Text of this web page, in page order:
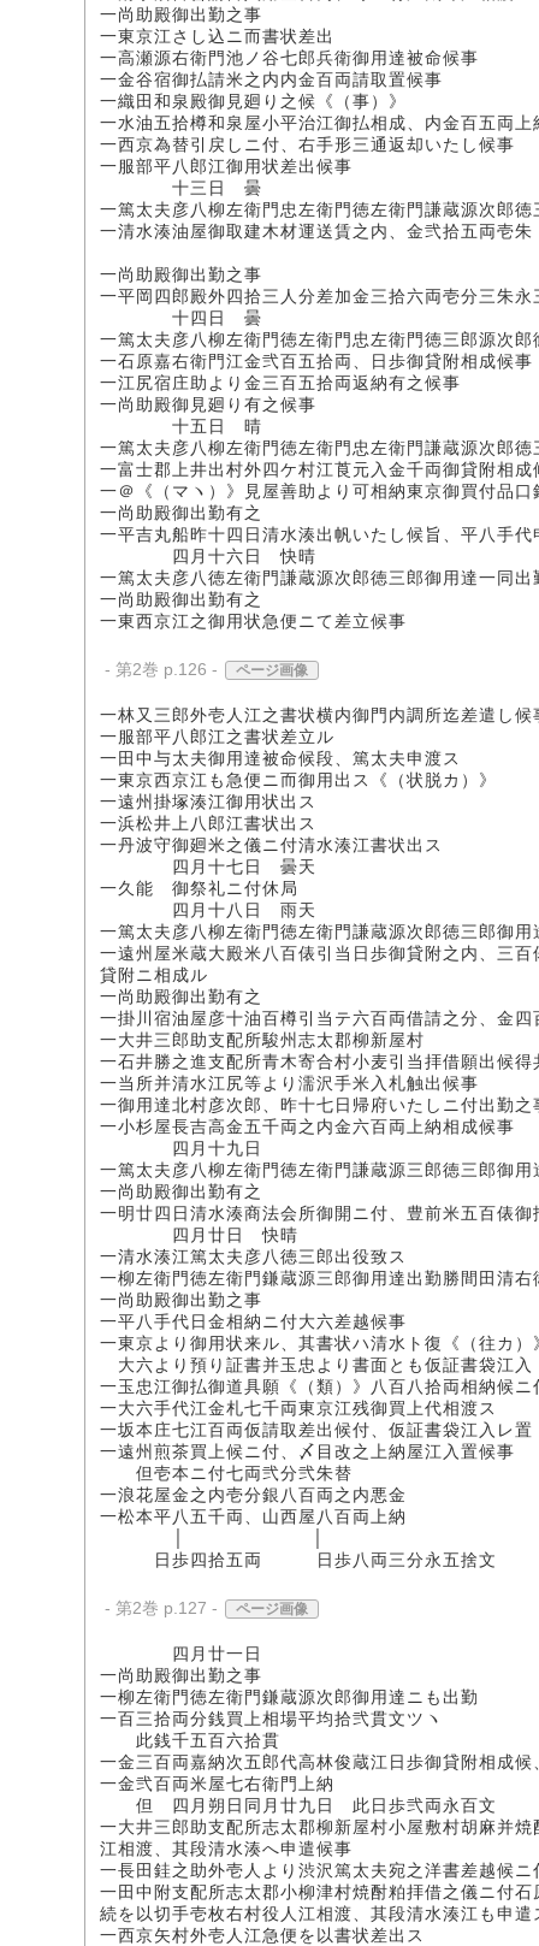
一尚助殿御出勤之事
一東京江さし込ニ而書状差出
一高瀬源右衛門池ノ谷七郎兵衛御用達被命候事
一金谷宿御払請米之内内金百両請取置候事
一織田和泉殿御見廻り之候《（事）》
一水油五拾樽和泉屋小平治江御払相成、内金百五両
一西京為替引戻しニ付、右手形三通返却いたし候事
一服部平八郎江御用状差出候事
十三日 曇
一篤太夫彦八柳左衛門忠左衛門徳左衛門謙蔵源次郎徳
一清水湊油屋御取建木材運送賃之内、金弐拾五両壱朱
一尚助殿御出勤之事
一平岡四郎殿外四拾三人分差加金三拾六両壱分三朱
十四日 曇
一篤太夫彦八柳左衛門徳左衛門忠左衛門徳三郎源次郎
一石原嘉右衛門江金弐百五拾両、日歩御貸附相成候事
一江尻宿庄助より金三百五拾両返納有之候事
一尚助殿御見廻り有之候事
十五日 晴
一篤太夫彦八柳左衛門徳左衛門忠左衛門謙蔵源次郎
一富士郡上井出村外四ケ村江莨元入金千両御貸附相成
一＠《（マヽ）》見屋善助より可相納東京御買付品
一尚助殿御出勤有之
一平吉丸船昨十四日清水湊出帆いたし候旨、平八手代
四月十六日 快晴
一篤太夫彦八徳左衛門謙蔵源次郎徳三郎御用達一同出
一尚助殿御出勤有之
一東西京江之御用状急便ニて差立候事
- 第2巻 p.126 - ページ画像
一林又三郎外壱人江之書状横内御門内調所迄差遣し候
一服部平八郎江之書状差立ル
一田中与太夫御用達被命候段、篤太夫申渡ス
一東京西京江も急便ニ而御用出ス《（状脱カ）》
一遠州掛塚湊江御用状出ス
一浜松井上八郎江書状出ス
一丹波守御廻米之儀ニ付清水湊江書状出ス
四月十七日 曇天
一久能 御祭礼ニ付休局
四月十八日 雨天
一篤太夫彦八柳左衛門徳左衛門謙蔵源次郎徳三郎御用
一遠州屋米蔵大殿米八百俵引当日歩御貸附之内、三
貸附ニ相成ル
一尚助殿御出勤有之
一掛川宿油屋彦十油百樽引当テ六百両借請之分、金
一大井三郎助支配所駿州志太郡柳新屋村
一石井勝之進支配所青木寄合村小麦引当拝借願出候
一当所并清水江尻等より濡沢手米入札触出候事
一御用達北村彦次郎、昨十七日帰府いたしニ付出勤之
一小杉屋長吉高金五千両之内金六百両上納相成候事
四月十九日
一篤太夫彦八柳左衛門徳左衛門謙蔵源三郎徳三郎御用
一尚助殿御出勤有之
一明廿四日清水湊商法会所御開ニ付、豊前米五百俵
四月廿日 快晴
一清水湊江篤太夫彦八徳三郎出役致ス
一柳左衛門徳左衛門鎌蔵源三郎御用達出勤勝間田清
一尚助殿御出勤之事
一平八手代日金相納ニ付大六差越候事
一東京より御用状来ル、其書状ハ清水ト復《（往カ）
大六より預り証書并玉忠より書面とも仮証書袋江入
一玉忠江御払御道具願《（類）》八百八拾両相納候
一大六手代江金札七千両東京江残御買上代相渡ス
一坂本庄七江百両仮請取差出候付、仮証書袋江入レ置
一遠州煎茶買上候ニ付、〆目改之上納屋江入置候事
但壱本ニ付七両弐分弐朱替
一浪花屋金之内壱分銀八百両之内悪金
一松本平八五千両、山西屋八百両上納
日歩四拾五両 日歩八両三分永五捨文
- 第2巻 p.127 - ページ画像
四月廿一日
一尚助殿御出勤之事
一柳左衛門徳左衛門鎌蔵源次郎御用達ニも出勤
一百三拾両分銭買上相場平均拾弐貫文ツヽ
此銭千五百六拾貫
一金三百両嘉納次五郎代高林俊蔵江日歩御貸附相成
一金弐百両米屋七右衛門上納
但 四月朔日同月廿九日 此日歩弐両永百文
一大井三郎助支配所志太郡柳新屋村小屋敷村胡麻并
江相渡、其段清水湊へ申遣候事
一長田銈之助外壱人より渋沢篤太夫宛之洋書差越候
一田中附支配所志太郡小柳津村焼酎粕拝借之儀ニ付
続を以切手壱枚右村役人江相渡、其段清水湊江も申遣
一西京矢村外壱人江急便を以書状差出ス